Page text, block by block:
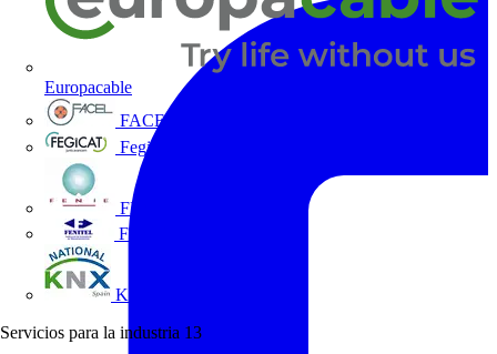
Europacable
FACEL
Fegicat
FENIE
FENITEL
KNX España
Servicios para la industria 13